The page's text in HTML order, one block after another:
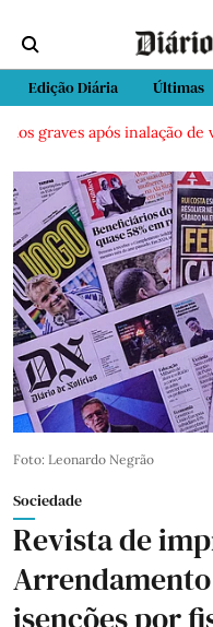
Edição Diária Últimas
graves após inalação de
Foto: Leonardo Negrão
Sociedade
Revista de
isenções por